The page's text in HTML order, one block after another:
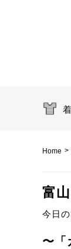
Home >
富
今日
〜